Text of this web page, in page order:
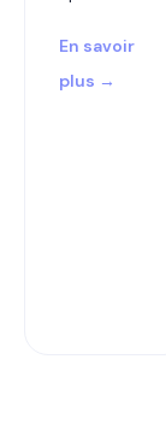
En savoir
plus →